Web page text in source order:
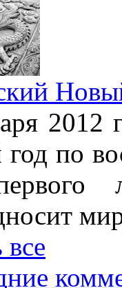
2012
по
все